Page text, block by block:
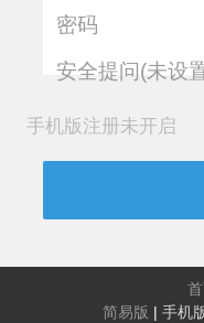
安全提问(未设
手机版注册未开启
简易版 | 手机